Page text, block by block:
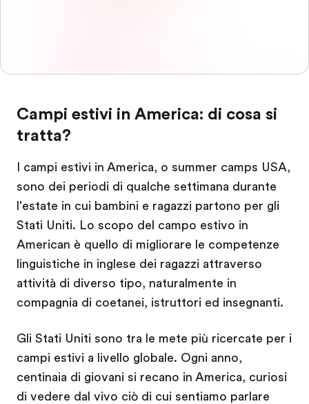
Campi estivi in America: di cosa si
tratta?
I campi estivi in America, o summer camps USA,
sono dei periodi di qualche settimana durante
l'estate in cui bambini e ragazzi partono per gli
Stati Uniti. Lo scopo del campo estivo in
American è quello di migliorare le competenze
linguistiche in inglese dei ragazzi attraverso
attività di diverso tipo, naturalmente in
compagnia di coetanei, istruttori ed insegnanti.
Gli Stati Uniti sono tra le mete più ricercate per i
campi estivi a livello globale. Ogni anno,
centinaia di giovani si recano in America, curiosi
di vedere dal vivo ciò di cui sentiamo parlare